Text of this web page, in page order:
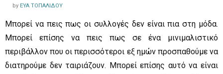
by ΕΎΑ ΤΟΠΑΛΊΔΟΥ
Μπορεί να πεις πως οι συλλογές δεν είναι πια στη μόδα.
Μπορεί επίσης να πεις πως σε ένα μινιμαλιστικό
περιβάλλον που οι περισσότεροι εξ ημών προσπαθούμε να
διατηρούμε δεν ταιριάζουν. Μπορεί επίσης αυτό να είναι